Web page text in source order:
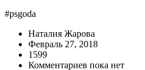
#psgoda
Наталия Жарова
Февраль 27, 2018
1599
Комментариев пока нет